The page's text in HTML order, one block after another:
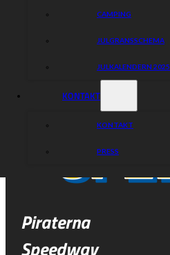
CAMPING
JULGRANSSCHEMA
JULKALENDERN 2025
KONTAKT
KONTAKT
PRESS
Piraterna
Speedway